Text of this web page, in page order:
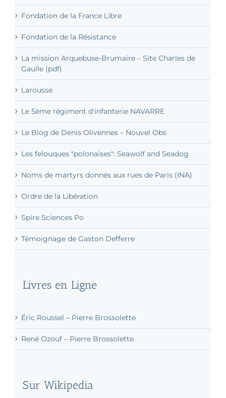
Fondation de la France Libre
Fondation de la Résistance
La mission Arquebuse-Brumaire – Site Charles de
Gaulle (pdf)
Larousse
Le 5ème régiment d'infanterie NAVARRE
Le Blog de Denis Olivennes – Nouvel Obs
Les felouques "polonaises": Seawolf and Seadog
Noms de martyrs donnés aux rues de Paris (INA)
Ordre de la Libération
Spire Sciences Po
Témoignage de Gaston Defferre
Livres en Ligne
Éric Roussel – Pierre Brossolette
René Ozouf – Pierre Brossolette
Sur Wikipedia